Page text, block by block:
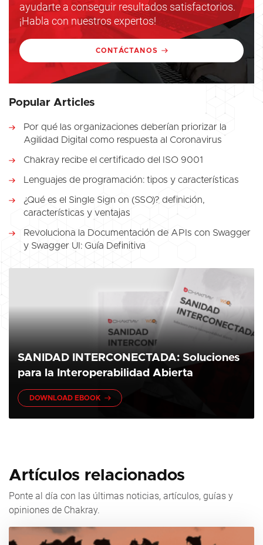
ayudarte a conseguir resultados satisfactorios.
¡Habla con nuestros expertos!
CONTÁCTANOS
Popular Articles
Por qué las organizaciones deberían priorizar la
Agilidad Digital como respuesta al Coronavirus
Chakray recibe el certificado del ISO 9001
Lenguajes de programación: tipos y características
¿Qué es el Single Sign on (SSO)? definición,
características y ventajas
Revoluciona la Documentación de APIs con Swagger
y Swagger UI: Guía Definitiva
SANIDAD INTERCONECTADA: Soluciones
para la Interoperabilidad Abierta
DOWNLOAD EBOOK
Artículos relacionados
Ponte al día con las últimas noticias, artículos, guías y
opiniones de Chakray.